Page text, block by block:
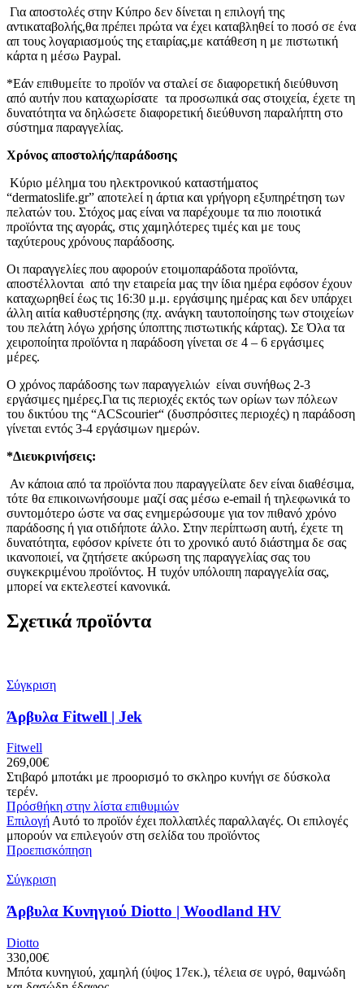
Για αποστολές στην Κύπρο δεν δίνεται η επιλογή της
αντικαταβολής,θα πρέπει πρώτα να έχει καταβληθεί το ποσό σε ένα
απ τους λογαριασμούς της εταιρίας,με κατάθεση η με πιστωτική
κάρτα η μέσω Paypal.
*Εάν επιθυμείτε το προϊόν να σταλεί σε διαφορετική διεύθυνση
από αυτήν που καταχωρίσατε τα προσωπικά σας στοιχεία, έχετε τη
δυνατότητα να δηλώσετε διαφορετική διεύθυνση παραλήπτη στο
σύστημα παραγγελίας.
Χρόνος αποστολής/παράδοσης
Κύριο μέλημα του ηλεκτρονικού καταστήματος
“dermatoslife.gr” αποτελεί η άρτια και γρήγορη εξυπηρέτηση των
πελατών του. Στόχος μας είναι να παρέχουμε τα πιο ποιοτικά
προϊόντα της αγοράς, στις χαμηλότερες τιμές και με τους
ταχύτερους χρόνους παράδοσης.
Οι παραγγελίες που αφορούν ετοιμοπαράδοτα προϊόντα,
αποστέλλονται από την εταιρεία μας την ίδια ημέρα εφόσον έχουν
καταχωρηθεί έως τις 16:30 μ.μ. εργάσιμης ημέρας και δεν υπάρχει
άλλη αιτία καθυστέρησης (πχ. ανάγκη ταυτοποίησης των στοιχείων
του πελάτη λόγω χρήσης ύποπτης πιστωτικής κάρτας). Σε Όλα τα
χειροποίητα προϊόντα η παράδοση γίνεται σε 4 – 6 εργάσιμες
μέρες.
Ο χρόνος παράδοσης των παραγγελιών είναι συνήθως 2-3
εργάσιμες ημέρες.Για τις περιοχές εκτός των ορίων των πόλεων
του δικτύου της “ACScourier“ (δυσπρόσιτες περιοχές) η παράδοση
γίνεται εντός 3-4 εργάσιμων ημερών.
*Διευκρινήσεις:
Αν κάποια από τα προϊόντα που παραγγείλατε δεν είναι διαθέσιμα,
τότε θα επικοινωνήσουμε μαζί σας μέσω e-email ή τηλεφωνικά το
συντομότερο ώστε να σας ενημερώσουμε για τον πιθανό χρόνο
παράδοσης ή για οτιδήποτε άλλο. Στην περίπτωση αυτή, έχετε τη
δυνατότητα, εφόσον κρίνετε ότι το χρονικό αυτό διάστημα δε σας
ικανοποιεί, να ζητήσετε ακύρωση της παραγγελίας σας του
συγκεκριμένου προϊόντος. Η τυχόν υπόλοιπη παραγγελία σας,
μπορεί να εκτελεστεί κανονικά.
Σχετικά προϊόντα
Σύγκριση
Άρβυλα Fitwell | Jek
Fitwell
269,00€
Στιβαρό μποτάκι με προορισμό το σκληρο κυνήγι σε δύσκολα
τερέν.
Πρόσθήκη στην λίστα επιθυμιών
Επιλογή Αυτό το προϊόν έχει πολλαπλές παραλλαγές. Οι επιλογές
μπορούν να επιλεγούν στη σελίδα του προϊόντος
Προεπισκόπηση
Σύγκριση
Άρβυλα Κυνηγιού Diotto | Woodland HV
Diotto
330,00€
Μπότα κυνηγιού, χαμηλή (ύψος 17εκ.), τέλεια σε υγρό, θαμνώδη